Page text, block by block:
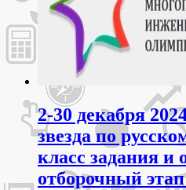
2-30 декабря
звезда по
класс задания и
отборочный